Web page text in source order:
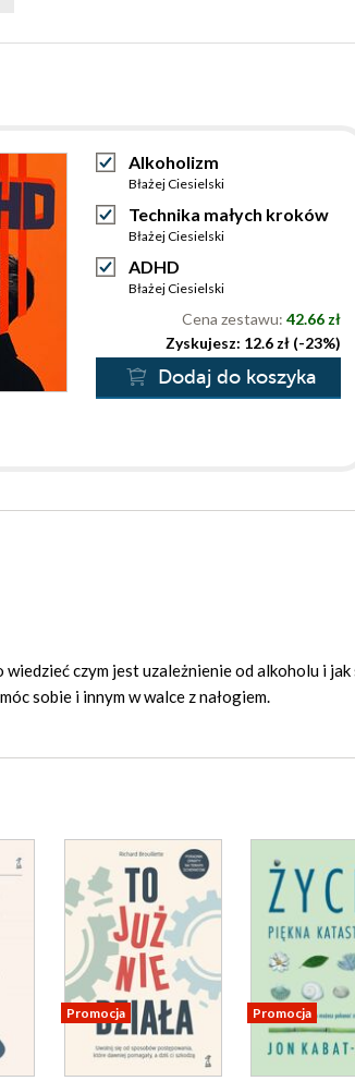
Alkoholizm
Błażej Ciesielski
Technika małych kroków
Błażej Ciesielski
ADHD
Błażej Ciesielski
Cena zestawu: 42.66 zł
Zyskujesz: 12.6 zł (-23%)
Dodaj do koszyka
czym jest uzależnienie od alkoholu i jak
sobie i innym w walce z nałogiem.
Promocja Promocja